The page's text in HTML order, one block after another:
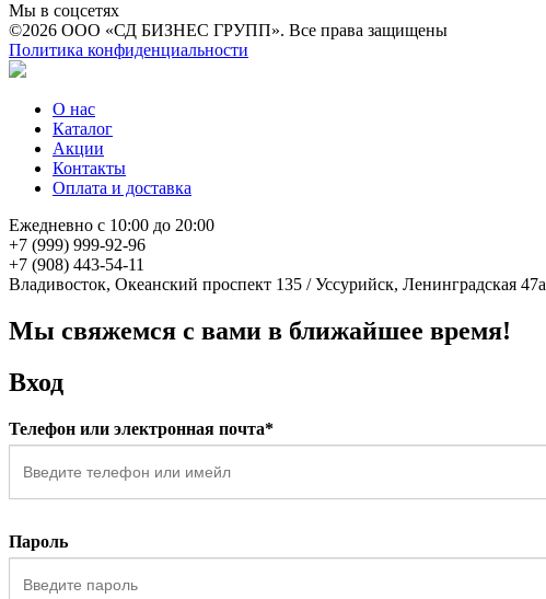
Мы в соцсетях
©2026 ООО «СД БИЗНЕС ГРУПП». Все права защищены
Политика конфиденциальности
О нас
Каталог
Акции
Контакты
Оплата и доставка
Ежедневно с 10:00 до 20:00
+7 (999) 999-92-96
+7 (908) 443-54-11
Владивосток, Океанский проспект 135 / Уссурийск, Ленинградская 47а
Мы свяжемся с вами в ближайшее время!
Вход
Телефон или электронная почта*
Пароль